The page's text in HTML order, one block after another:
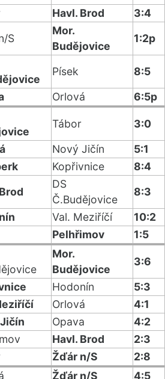
Havl. Brod
3:4
S
Mor.
Budějovice
1:2p
Písek
8:5
Orlová 6:5p
Tábor
3:0
Nový Jičín
5:1
Kopřivnice
8:4
DS
Č.Budějovice
8:3
Val. Meziříčí
10:2
Pelhřimov 1:5
Mor.
Budějovice
3:6
Hodonín
5:3
Orlová
4:1
Opava
4:2
Havl. Brod
2:3
Žďár n/S
2:8
Žďár n/S
4:5